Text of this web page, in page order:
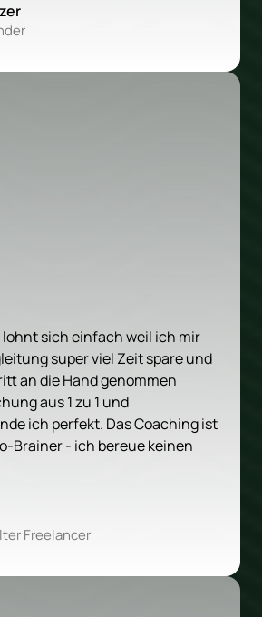
sich einfach weil ich mir
super viel Zeit spare und
an die Hand genommen
aus 1 zu 1 und
ich perfekt. Das Coaching ist
Brainer - ich bereue keinen
Freelancer